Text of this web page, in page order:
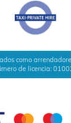
como
de licencia: